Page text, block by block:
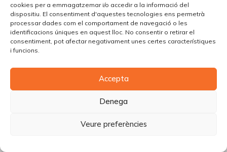
cookies per a emmagatzemar i/o accedir a la informació del
dispositiu. El consentiment d'aquestes tecnologies ens permetrà
processar dades com el comportament de navegació o les
identificacions úniques en aquest lloc. No consentir o retirar el
consentiment, pot afectar negativament unes certes característiques
i funcions.
Accepta
Denega
Veure preferències
Carrer Tomàs Carreras Artau, nº 9 baixos, 17003, Girona